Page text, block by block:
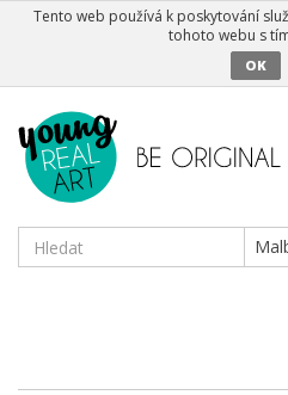
Tento web používá k poskytování
tohoto webu s
OK